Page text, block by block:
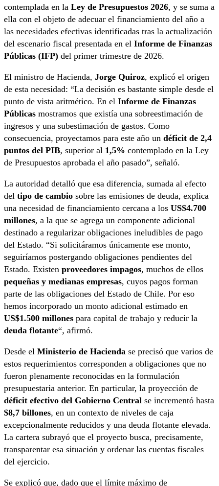
contemplada en la Ley de Presupuestos 2026, y se suma a
ella con el objeto de adecuar el financiamiento del año a
las necesidades efectivas identificadas tras la actualización
del escenario fiscal presentada en el Informe de Finanzas
Públicas (IFP) del primer trimestre de 2026.
El ministro de Hacienda, Jorge Quiroz, explicó el origen
de esta necesidad: “La decisión es bastante simple desde el
punto de vista aritmético. En el Informe de Finanzas
Públicas mostramos que existía una sobreestimación de
ingresos y una subestimación de gastos. Como
consecuencia, proyectamos para este año un déficit de 2,4
puntos del PIB, superior al 1,5% contemplado en la Ley
de Presupuestos aprobada el año pasado”, señaló.
La autoridad detalló que esa diferencia, sumada al efecto
del tipo de cambio sobre las emisiones de deuda, explica
una necesidad de financiamiento cercana a los US$4.700
millones, a la que se agrega un componente adicional
destinado a regularizar obligaciones ineludibles de pago
del Estado. “Si solicitáramos únicamente ese monto,
seguiríamos postergando obligaciones pendientes del
Estado. Existen proveedores impagos, muchos de ellos
pequeñas y medianas empresas, cuyos pagos forman
parte de las obligaciones del Estado de Chile. Por eso
hemos incorporado un monto adicional estimado en
US$1.500 millones para capital de trabajo y reducir la
deuda flotante“, afirmó.
Desde el Ministerio de Hacienda se precisó que varios de
estos requerimientos corresponden a obligaciones que no
fueron plenamente reconocidas en la formulación
presupuestaria anterior. En particular, la proyección de
déficit efectivo del Gobierno Central se incrementó hasta
$8,7 billones, en un contexto de niveles de caja
excepcionalmente reducidos y una deuda flotante elevada.
La cartera subrayó que el proyecto busca, precisamente,
transparentar esa situación y ordenar las cuentas fiscales
del ejercicio.
Se explicó que, dado que el límite máximo de